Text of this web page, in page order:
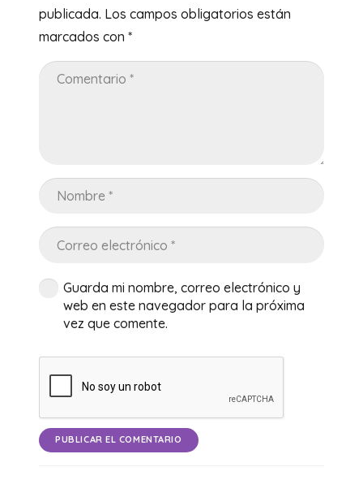
publicada. Los campos obligatorios están
marcados con *
Guarda mi nombre, correo electrónico y
web en este navegador para la próxima
vez que comente.
PUBLICAR EL COMENTARIO